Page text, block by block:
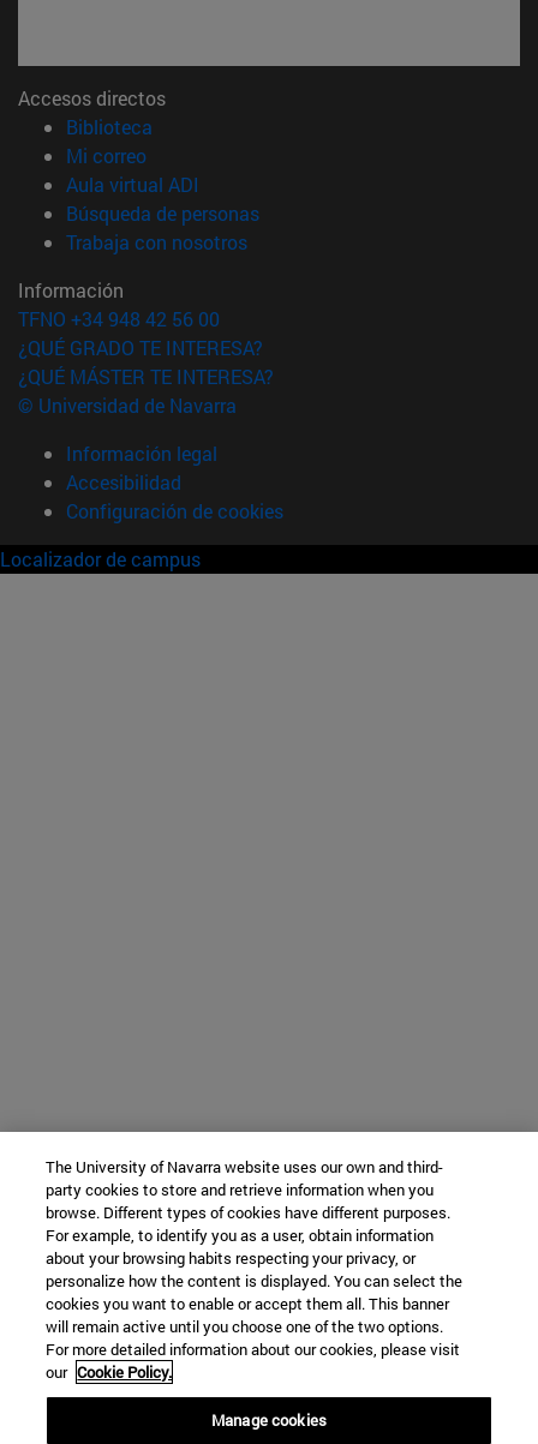
Accesos directos
Biblioteca
Mi correo(abre en nueva ventana)
Aula virtual ADI
Búsqueda de personas(abre en nueva ventana)
Trabaja con nosotros(abre en nueva ventana)
Información
TFNO +34 948 42 56 00
¿QUÉ GRADO TE INTERESA?
¿QUÉ MÁSTER TE INTERESA?
© Universidad de Navarra
Información legal
Accesibilidad
Configuración de cookies
Localizador de campus
The University of Navarra website uses our own and third-
party cookies to store and retrieve information when you
browse. Different types of cookies have different purposes.
For example, to identify you as a user, obtain information
about your browsing habits respecting your privacy, or
personalize how the content is displayed. You can select the
cookies you want to enable or accept them all. This banner
will remain active until you choose one of the two options.
For more detailed information about our cookies, please visit
our Cookie Policy.
Manage cookies